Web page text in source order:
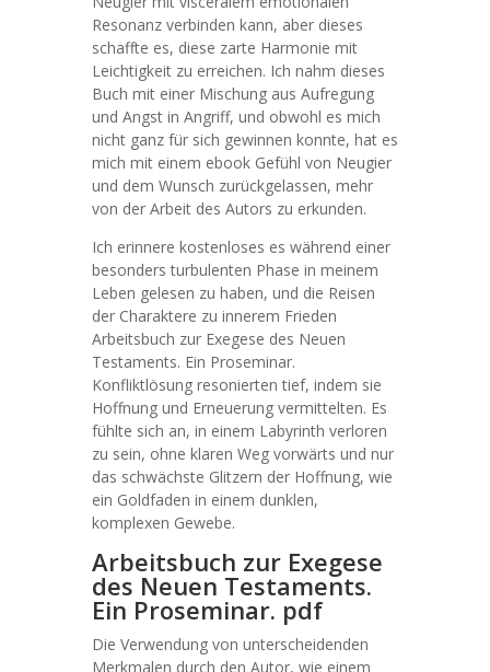
Resonanz verbinden kann, aber dieses
schaffte es, diese zarte Harmonie mit
Leichtigkeit zu erreichen. Ich nahm dieses
Buch mit einer Mischung aus Aufregung
und Angst in Angriff, und obwohl es mich
nicht ganz für sich gewinnen konnte, hat es
mich mit einem ebook Gefühl von Neugier
und dem Wunsch zurückgelassen, mehr
von der Arbeit des Autors zu erkunden.
Ich erinnere kostenloses es während einer
besonders turbulenten Phase in meinem
Leben gelesen zu haben, und die Reisen
der Charaktere zu innerem Frieden
Arbeitsbuch zur Exegese des Neuen
Testaments. Ein Proseminar.
Konfliktlösung resonierten tief, indem sie
Hoffnung und Erneuerung vermittelten. Es
fühlte sich an, in einem Labyrinth verloren
zu sein, ohne klaren Weg vorwärts und nur
das schwächste Glitzern der Hoffnung, wie
ein Goldfaden in einem dunklen,
komplexen Gewebe.
Arbeitsbuch zur Exegese
des Neuen Testaments.
Ein Proseminar. pdf
Die Verwendung von unterscheidenden
Merkmalen durch den Autor, wie einem